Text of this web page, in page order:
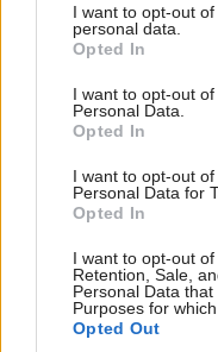
not limited to your visit
grant or deny consent
use your data for
consent section.
I want to opt-out
personal data.
Opted In
I want to opt-out
Personal Data.
Opted In
I want to opt-out
Personal Data for
Opted In
I want to opt-out of
Retention, Sale,
Personal Data
Purposes for
Opted Out
4 domáce triky,